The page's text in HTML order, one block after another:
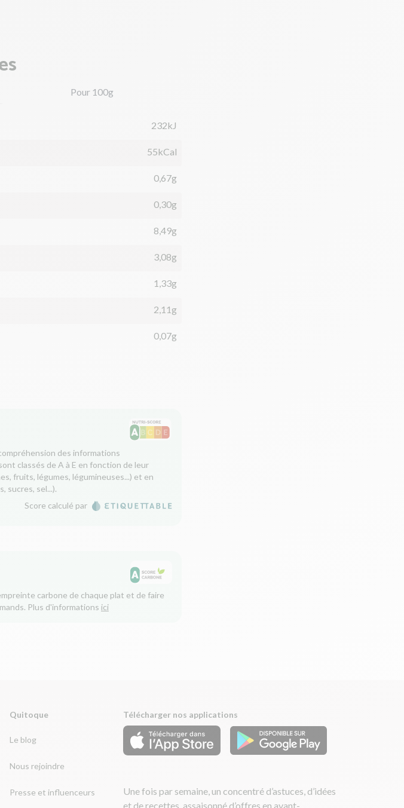
Pour 100g
232kJ
55kCal
0,67g
0,30g
8,49g
3,08g
1,33g
2,11g
0,07g
des informations
classés de A à E en fonction de leur
fruits, légumes, légumineuses...) et en
sucres, sel...).
Score calculé par
carbone de chaque plat et de faire
Plus d'informations ici
Quitoque
Le blog
Nous rejoindre
Presse et influenceurs
Télécharger nos applications
Une fois par semaine, un concentré d’astuces, d’idées
et de recettes, assaisonné d’offres en avant-